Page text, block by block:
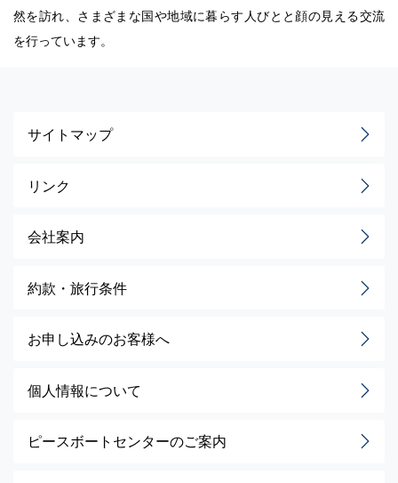
然を訪れ、さまざまな国や地域に暮らす人びとと顔の見える交流
を行っています。
サイトマップ
リンク
会社案内
約款・旅行条件
お申し込みのお客様へ
個人情報について
ピースボートセンターのご案内